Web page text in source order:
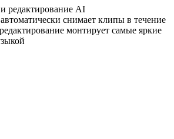
редактирование AI
снимает клипы в течение
монтирует самые яркие